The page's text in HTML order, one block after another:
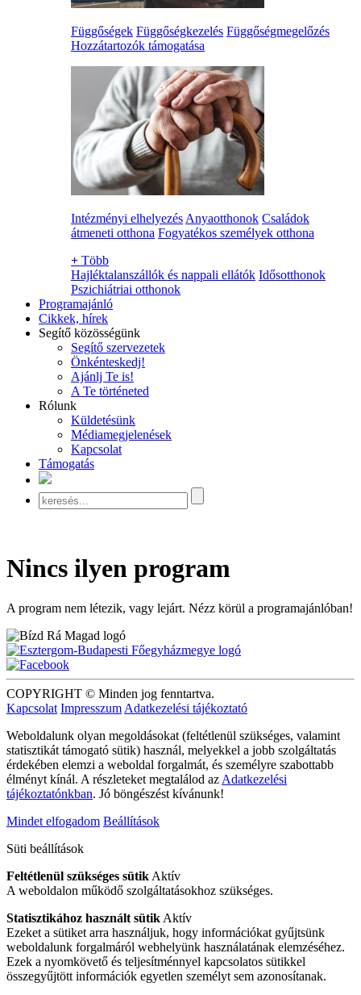
Függőségek Függőségkezelés Függőségmegelőzés
Hozzátartozók támogatása
Intézményi elhelyezés Anyaotthonok Családok
átmeneti otthona Fogyatékos személyek otthona
+ Több
Hajléktalanszállók és nappali ellátók Idősotthonok
Pszichiátriai otthonok
Programajánló
Cikkek, hírek
Segítő közösségünk
Segítő szervezetek
Önkénteskedj!
Ajánlj Te is!
A Te történeted
Rólunk
Küldetésünk
Médiamegjelenések
Kapcsolat
Támogatás
Nincs ilyen program
A program nem létezik, vagy lejárt. Nézz körül a programajánlóban!
COPYRIGHT © Minden jog fenntartva.
Kapcsolat Impresszum Adatkezelési tájékoztató
Weboldalunk olyan megoldásokat (feltétlenül szükséges, valamint
statisztikát támogató sütik) használ, melyekkel a jobb szolgáltatás
érdekében elemzi a weboldal forgalmát, és személyre szabottabb
élményt kínál. A részleteket megtalálod az Adatkezelési
tájékoztatónkban. Jó böngészést kívánunk!
Mindet elfogadom Beállítások
Süti beállítások
Feltétlenül szükséges sütik Aktív
A weboldalon működő szolgáltatásokhoz szükséges.
Statisztikához használt sütik Aktív
Ezeket a sütiket arra használjuk, hogy információkat gyűjtsünk
weboldalunk forgalmáról webhelyünk használatának elemzéséhez.
Ezek a nyomkövető és teljesítménnyel kapcsolatos sütikkel
összegyűjtött információk egyetlen személyt sem azonosítanak.